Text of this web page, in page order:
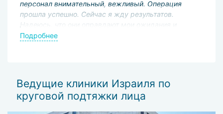
персонал внимательный, вежливый. Операция
прошла успешно. Сейчас я жду результатов.
Надеюсь, что они оправдают мои ожидания и
расходы на лечение.
Подробнее
Ведущие клиники Израиля по
круговой подтяжки лица